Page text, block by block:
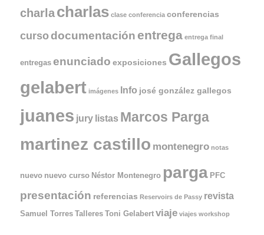
charlacharlas clase conferencia conferencias
curso documentación entrega entrega final
entregas enunciado exposiciones Gallegos
gelabert imágenes Info josé gonzález gallegos
juanes jury listas Marcos Parga
martinez castillo montenegro notas
nuevo nuevo curso Néstor Montenegro parga PFC
presentación referencias Reservoirs de Passy revista
Samuel Torres Talleres Toni Gelabert viaje viajes workshop